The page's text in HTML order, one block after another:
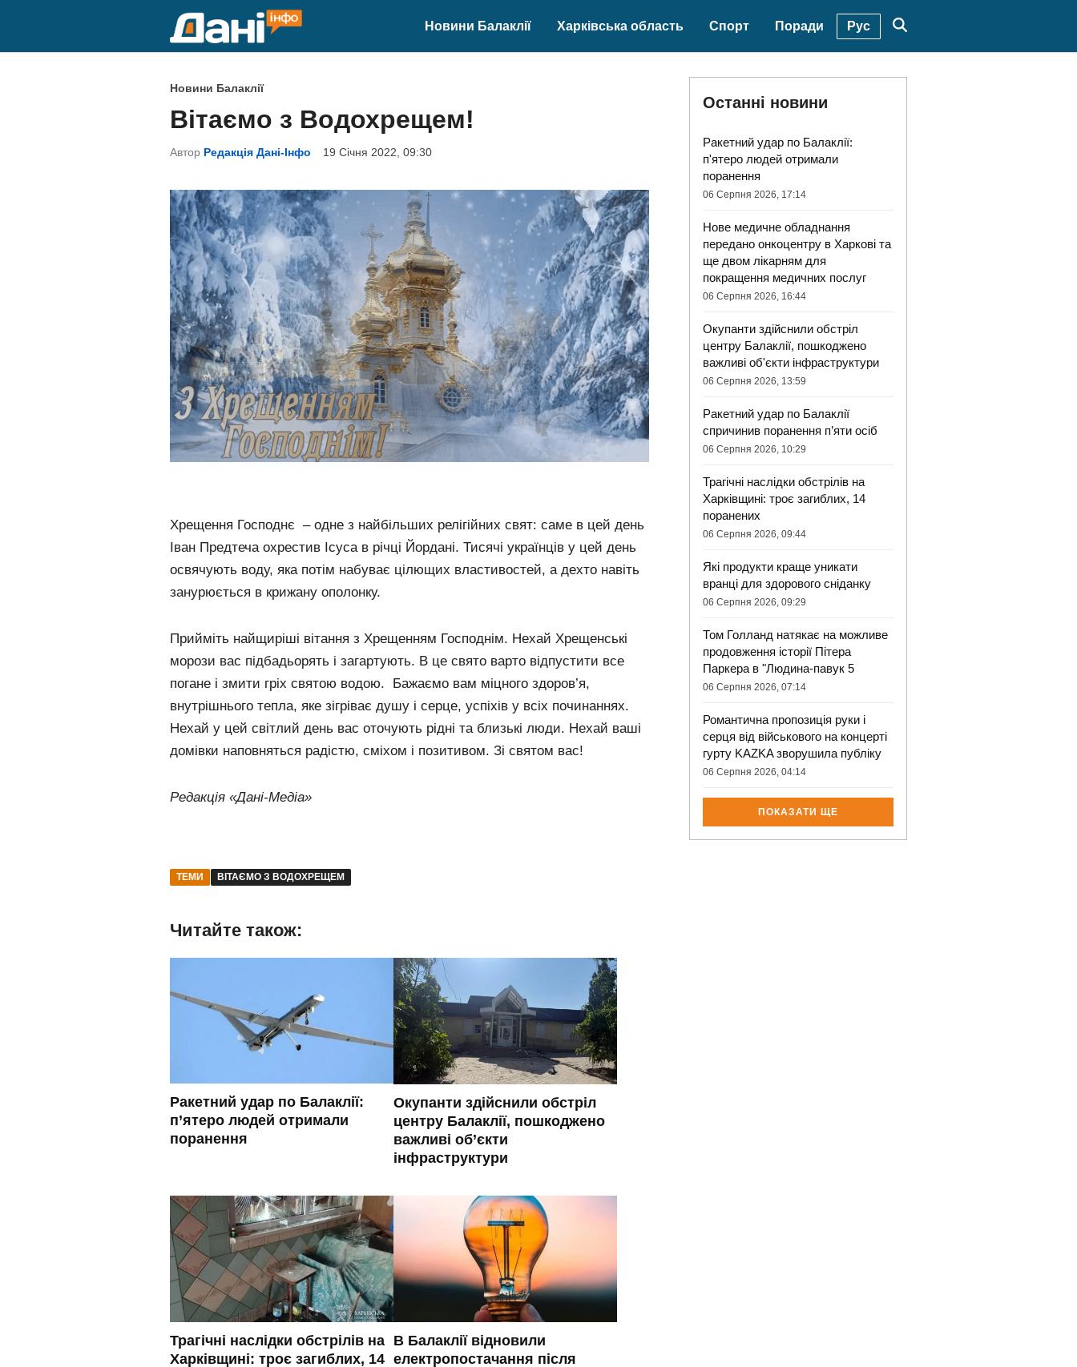
Новини Балаклії Харківська область Спорт Поради Рус
P
o
s
t
d
i
n
Новини Балаклії
Вітаємо з Водохрещем!
Автор Редакція Дані-Інфо 19 Січня 2022, 09:30
Хрещення Господнє – одне з найбільших релігійних свят: саме в цей день
Іван Предтеча охрестив Ісуса в річці Йордані. Тисячі українців у цей день
освячують воду, яка потім набуває цілющих властивостей, а дехто навіть
занурюється в крижану ополонку.
Прийміть найщиріші вітання з Хрещенням Господнім. Нехай Хрещенські
морози вас підбадьорять і загартують. В це свято варто відпустити все
погане і змити гріх святою водою. Бажаємо вам міцного здоров’я,
внутрішнього тепла, яке зігріває душу і серце, успіхів у всіх починаннях.
Нехай у цей світлий день вас оточують рідні та близькі люди. Нехай ваші
домівки наповняться радістю, сміхом і позитивом. Зі святом вас!
Редакція «Дані-Медіа»
ТЕМИ ВІТАЄМО З ВОДОХРЕЩЕМ
Читайте також:
Ракетний удар по Балаклії:
п’ятеро людей отримали
поранення
Окупанти здійснили обстріл
центру Балаклії, пошкоджено
важливі об’єкти
інфраструктури
Трагічні наслідки обстрілів на
Харківщині: троє загиблих, 14
В Балаклії відновили
електропостачання після
Останні новини
Ракетний удар по Балаклії:
п'ятеро людей отримали
поранення
06 Серпня 2026, 17:14
Нове медичне обладнання
передано онкоцентру в Харкові та
ще двом лікарням для
покращення медичних послуг
06 Серпня 2026, 16:44
Окупанти здійснили обстріл
центру Балаклії, пошкоджено
важливі об'єкти інфраструктури
06 Серпня 2026, 13:59
Ракетний удар по Балаклії
спричинив поранення п’яти осіб
06 Серпня 2026, 10:29
Трагічні наслідки обстрілів на
Харківщині: троє загиблих, 14
поранених
06 Серпня 2026, 09:44
Які продукти краще уникати
вранці для здорового сніданку
06 Серпня 2026, 09:29
Том Голланд натякає на можливе
продовження історії Пітера
Паркера в "Людина-павук 5
06 Серпня 2026, 07:14
Романтична пропозиція руки і
серця від військового на концерті
гурту KAZKA зворушила публіку
06 Серпня 2026, 04:14
ПОКАЗАТИ ЩЕ